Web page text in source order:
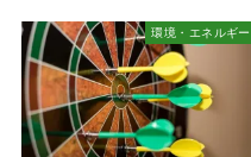
環境・エネルギー